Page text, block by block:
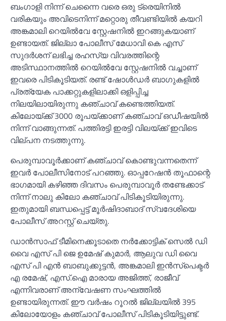
ബംഗാളി നിന്ന് ചെന്നൈ വരെ ഒരു ട്രെയിനില്‍
വരികയും അവിടെനിന്ന് മറ്റൊരു തീവണ്ടിയില്‍ കയറി
അങ്കമാലി റെയില്‍വേ സ്റ്റേഷനില്‍ ഇറങ്ങുകയാണ്
ഉണ്ടായത്. ജില്ലാ പോലീസ് മേധാവി കെ എസ്
സുദർശന് ലഭിച്ച രഹസ്യ വിവരത്തിന്റെ
അടിസ്ഥാനത്തില്‍ റെയില്‍വേ സ്റ്റേഷനില്‍ വച്ചാണ്
ഇവരെ പിടികൂടിയത്. രണ്ട് ഷോള്‍ഡർ ബാഗുകളില്‍
പ്രത്യേക പാക്കറ്റുകളിലാക്കി ഒളിപ്പിച്ച
നിലയിലായിരുന്നു കഞ്ചാവ് കണ്ടെത്തിയത്.
കിലോയ്‌ക്ക് 3000 രൂപയ്‌ക്കാണ് കഞ്ചാവ് ഒഡീഷയില്‍
നിന്ന് വാങ്ങുന്നത്. പത്തിരട്ടി ഇരട്ടി വിലയ്‌ക്ക് ഇവിടെ
വില്പന നടത്തുന്നു.
പെരുമ്പാവൂർക്കാണ് കഞ്ചാവ് കൊണ്ടുവന്നതെന്ന്
ഇവർ പോലീസിനോട് പറഞ്ഞു. ഓപ്പറേഷൻ തൂഫാന്റെ
ഭാഗമായി കഴിഞ്ഞ ദിവസം പെരുമ്പാവൂർ തണ്ടേക്കാട്
നിന്ന് നാലു കിലോ കഞ്ചാവ് പിടികൂടിയിരുന്നു.
ഇതുമായി ബന്ധപ്പെട്ട് മൂർഷിദാബാദ് സ്വദേശിയെ
പോലീസ് അറസ്റ്റ് ചെയ്തു.
ഡാൻസാഫ് ടീമിനെക്കൂടാതെ നർക്കോട്ടിക് സെല്‍ ഡി
വൈ എസ് പി ജെ ഉമേഷ് കുമാർ, ആലുവ ഡി വൈ
എസ് പി എൻ ബാബുക്കുട്ടൻ, അങ്കമാലി ഇൻസ്പെക്ടർ
എ രമേഷ്, എസ്.ഐ മാരായ അജിത്ത്, രാജീവ്
എന്നിവരാണ് അന്വേഷണ സംഘത്തില്‍
ഉണ്ടായിരുന്നത്. ഈ വർഷം റൂറല്‍ ജില്ലയില്‍ 395
കിലോയോളം കഞ്ചാവ് പോലീസ് പിടികൂടിയിട്ടുണ്ട്.